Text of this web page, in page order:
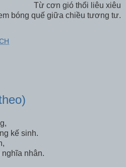
Từ cơn gió thổi liêu xiêu
bóng quế giữa chiều tương tư.
kế sinh.
nghĩa nhân.